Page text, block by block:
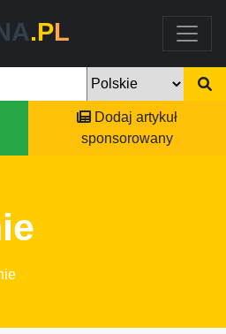
.PL
Dodaj artykuł
sponsorowany